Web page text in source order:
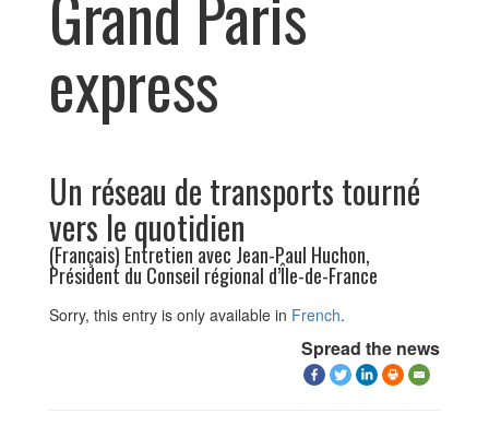
express
Un réseau de transports tourné
vers le quotidien
(Français) Entretien avec Jean-Paul Huchon,
Président du Conseil régional d’Île-de-France
Sorry, this entry is only available in French.
Spread the news